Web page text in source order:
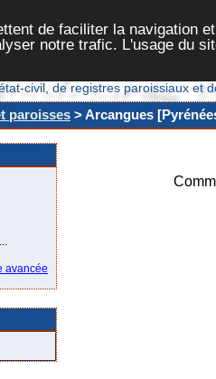
de faciliter la navigation
notre trafic. L'usage du
civil, de registres paroissiaux et
paroisses > Arcangues
avancée